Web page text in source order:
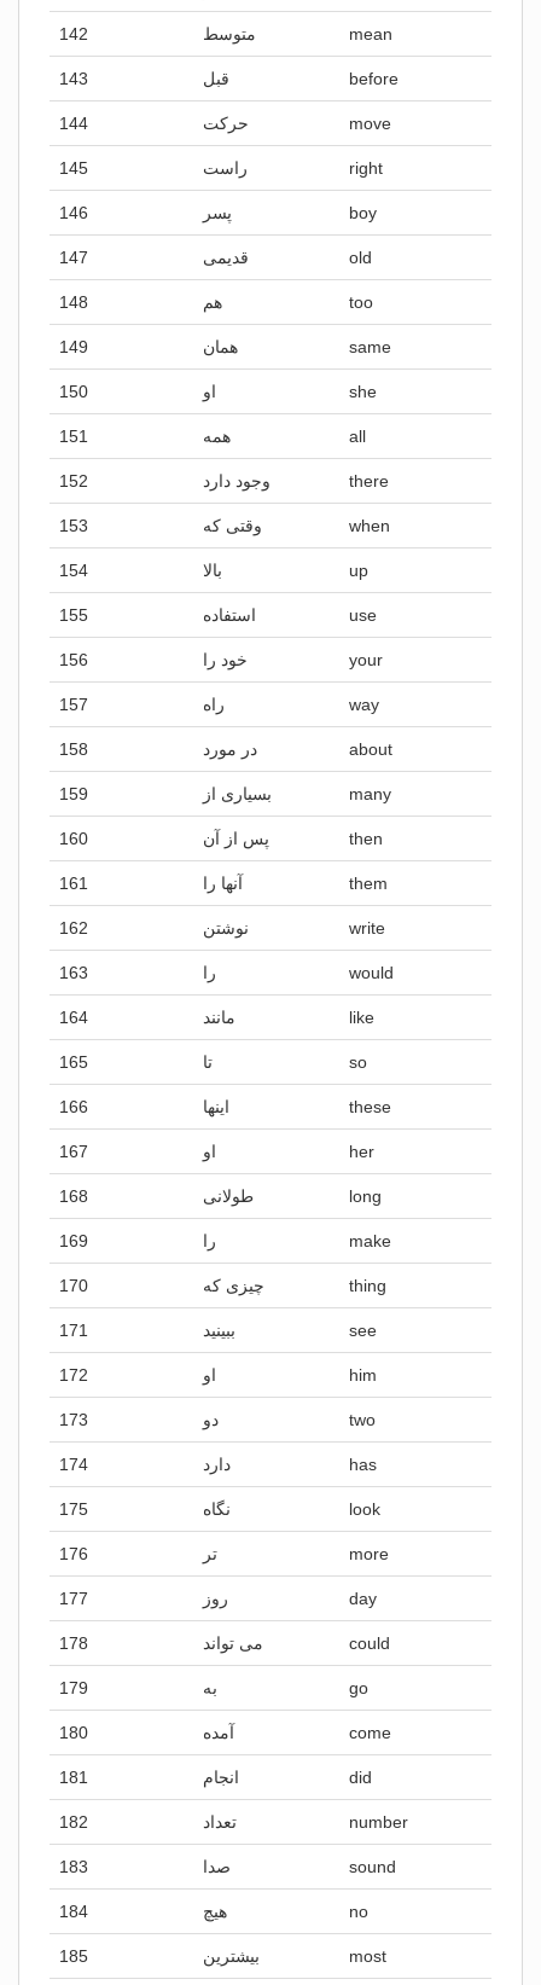
142 متوسط mean
143 قبل before
144 حرکت move
145 راست right
146 پسر boy
147 قدیمی old
148 هم too
149 همان same
150 او she
151 همه all
152 وجود دارد there
153 وقتی که when
154 بالا up
155 استفاده use
156 خود را your
157 راه way
158 در مورد about
159 بسیاری از many
160 پس از آن then
161 آنها را them
162 نوشتن write
163 را would
164 مانند like
165 تا so
166 اینها these
167 او her
168 طولانی long
169 را make
170 چیزی که thing
171 ببینید see
172 او him
173 دو two
174 دارد has
175 نگاه look
176 تر more
177 روز day
178 می تواند could
179 به go
180 آمده come
181 انجام did
182 تعداد number
183 صدا sound
184 هیچ no
185 بیشترین most